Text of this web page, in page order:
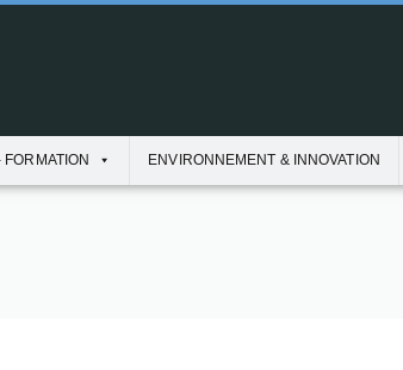
FORMATION ENVIRONNEMENT & INNOVATION